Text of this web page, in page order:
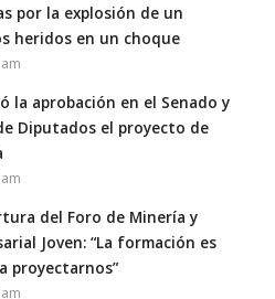
por la explosión de un
heridos en un choque
la aprobación en el Senado y
Diputados el proyecto de
del Foro de Minería y
Joven: “La formación es
proyectarnos”